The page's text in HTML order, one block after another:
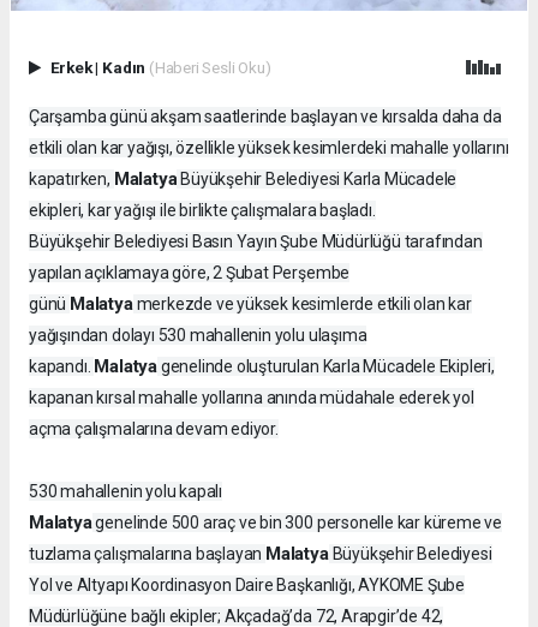
Erkek| Kadın (Haberi Sesli Oku)
Çarşamba günü akşam saatlerinde başlayan ve kırsalda daha da
etkili olan kar yağışı, özellikle yüksek kesimlerdeki mahalle yollarını
kapatırken, MalatyaBüyükşehir Belediyesi Karla Mücadele
ekipleri, kar yağışı ile birlikte çalışmalara başladı.
Büyükşehir Belediyesi Basın Yayın Şube Müdürlüğü tarafından
yapılan açıklamaya göre, 2 Şubat Perşembe
günü Malatyamerkezde ve yüksek kesimlerde etkili olan kar
yağışından dolayı 530 mahallenin yolu ulaşıma
kapandı. Malatyagenelinde oluşturulan Karla Mücadele Ekipleri,
kapanan kırsal mahalle yollarına anında müdahale ederek yol
açma çalışmalarına devam ediyor.
530 mahallenin yolu kapalı
Malatyagenelinde 500 araç ve bin 300 personelle kar küreme ve
tuzlama çalışmalarına başlayan MalatyaBüyükşehir Belediyesi
Yol ve Altyapı Koordinasyon Daire Başkanlığı, AYKOME Şube
Müdürlüğüne bağlı ekipler; Akçadağ’da 72, Arapgir’de 42,